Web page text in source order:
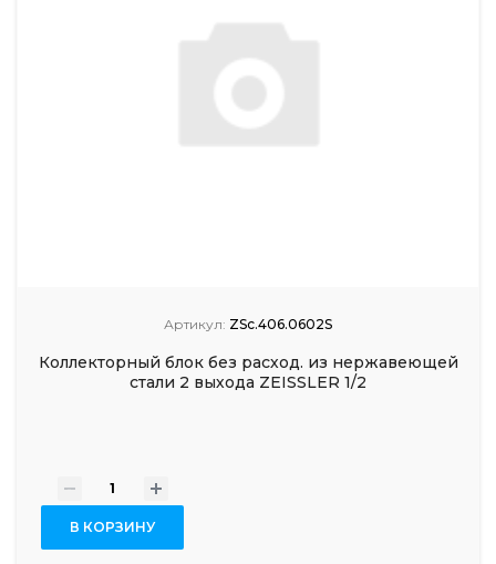
Артикул: ZSc.406.0602S
Коллекторный блок без расход. из нержавеющей
стали 2 выхода ZEISSLER 1/2
- +
В КОРЗИНУ